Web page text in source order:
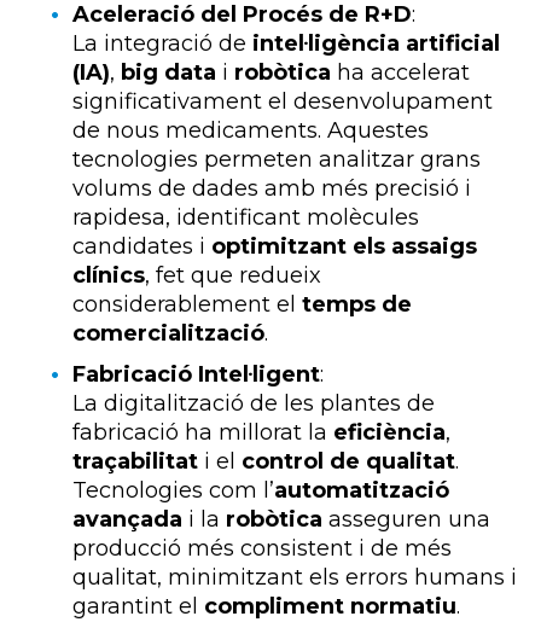
Aceleració del Procés de R+D:
La integració de intel·ligència artificial
(IA), big data i robòtica ha accelerat
significativament el desenvolupament
de nous medicaments. Aquestes
tecnologies permeten analitzar grans
volums de dades amb més precisió i
rapidesa, identificant molècules
candidates i optimitzant els assaigs
clínics, fet que redueix
considerablement el temps de
comercialització.
Fabricació Intel·ligent:
La digitalització de les plantes de
fabricació ha millorat la eficiència,
traçabilitat i el control de qualitat.
Tecnologies com l’automatització
avançada i la robòtica asseguren una
producció més consistent i de més
qualitat, minimitzant els errors humans i
garantint el compliment normatiu.